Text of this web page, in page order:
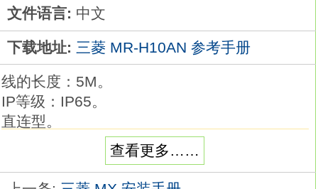
文件语言: 中文
下载地址: 三菱 MR-H10AN 参考手册
线的长度：5M。
IP等级：IP65。
直连型。
弯曲寿命：标准。
电机电磁制动器用接头套件。
电磁制动器用电缆, 用于HF-KP/HF-MP系列(电
查看更多……